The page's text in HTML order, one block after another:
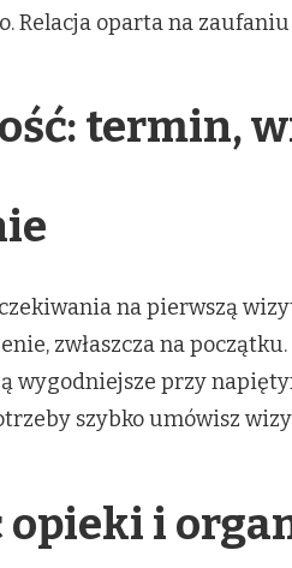
Relacja oparta na
termin,
na pierwszą
zwłaszcza na
wygodniejsze przy
szybko umówisz
opieki i